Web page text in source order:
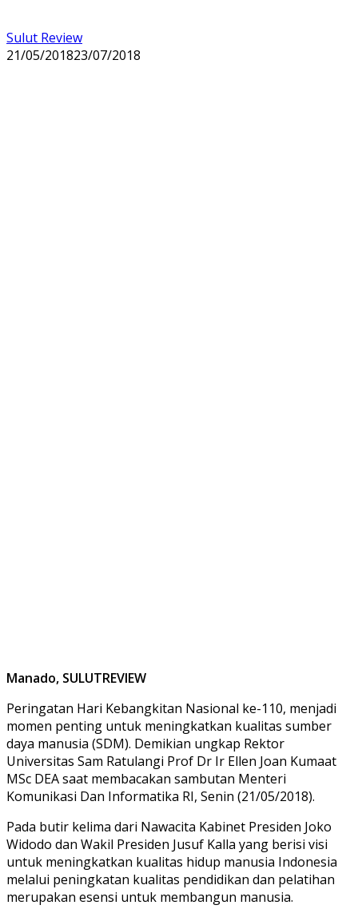
Sulut Review
21/05/201823/07/2018
Manado, SULUTREVIEW
Peringatan Hari Kebangkitan Nasional ke-110, menjadi
momen penting untuk meningkatkan kualitas sumber
daya manusia (SDM). Demikian ungkap Rektor
Universitas Sam Ratulangi Prof Dr Ir Ellen Joan Kumaat
MSc DEA saat membacakan sambutan Menteri
Komunikasi Dan Informatika RI, Senin (21/05/2018).
Pada butir kelima dari Nawacita Kabinet Presiden Joko
Widodo dan Wakil Presiden Jusuf Kalla yang berisi visi
untuk meningkatkan kualitas hidup manusia Indonesia
melalui peningkatan kualitas pendidikan dan pelatihan
merupakan esensi untuk membangun manusia.